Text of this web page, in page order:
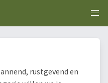
rustgevend en